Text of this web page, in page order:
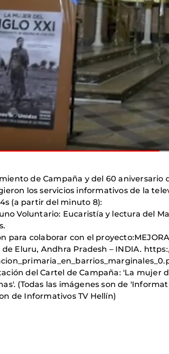
de Campaña y del 60 aniversario
los servicios informativos de la
(a partir del minuto 8):
Voluntario: Eucaristía y lectura del
para colaborar con el
de Eluru, Andhra Pradesh – INDIA.
del Cartel de Campaña: 'La mujer
(Todas las imágenes son de
de Informativos TV Hellín)